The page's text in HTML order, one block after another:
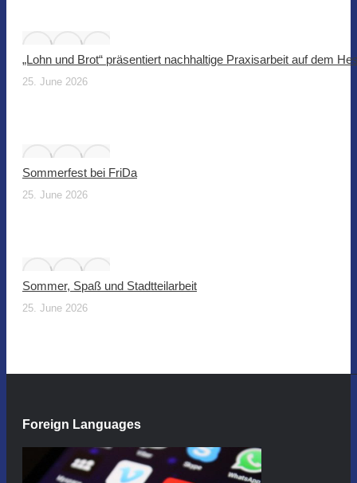
„Lohn und Brot“ präsentiert nachhaltige Praxisarbeit auf dem
25. June 2026
Sommerfest bei FriDa
25. June 2026
Sommer, Spaß und Stadtteilarbeit
25. June 2026
Foreign Languages